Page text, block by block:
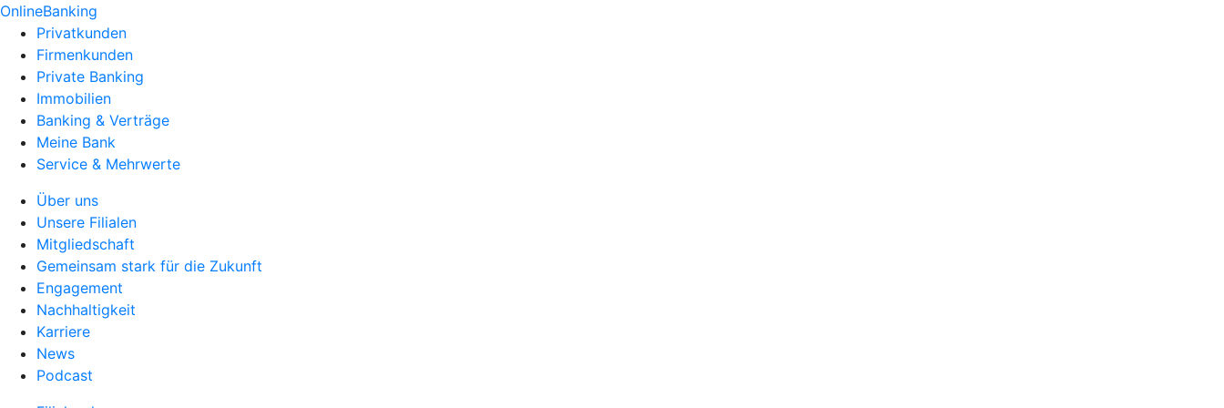
OnlineBanking
Privatkunden
Firmenkunden
Private Banking
Immobilien
Banking & Verträge
Meine Bank
Service & Mehrwerte
Über uns
Unsere Filialen
Mitgliedschaft
Gemeinsam stark für die Zukunft
Engagement
Nachhaltigkeit
Karriere
News
Podcast